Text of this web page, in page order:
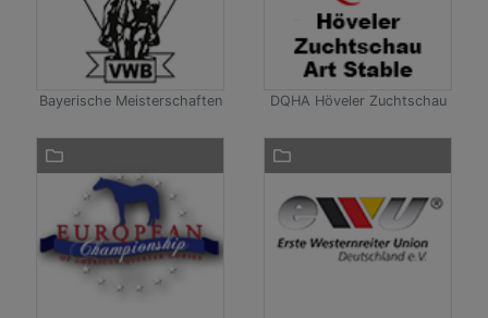
Bayerische Meisterschaften DQHA Höveler Zuchtschau